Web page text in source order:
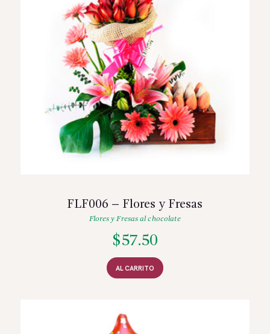
FLF006 – Flores y Fresas
Flores y Fresas al chocolate
$57.50
AL CARRITO